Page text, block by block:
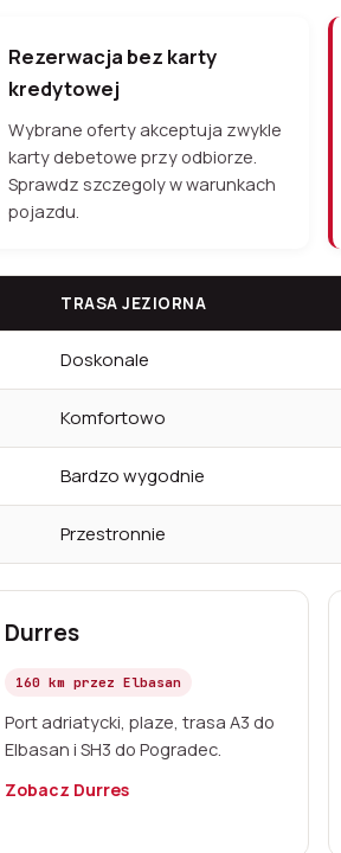
Rezerwacja bez karty
kredytowej
Wybrane oferty akceptuja zwykle
karty debetowe przy odbiorze.
Sprawdz szczegoly w warunkach
pojazdu.
TRASA JEZIORNA
Doskonale
Komfortowo
Bardzo wygodnie
Przestronnie
Durres
160 km przez Elbasan
Port adriatycki, plaze, trasa A3 do
Elbasan i SH3 do Pogradec.
Zobacz Durres